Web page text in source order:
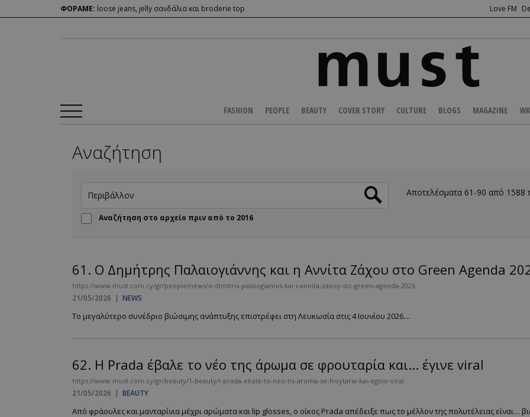
ΦΟΡΑΜΕ: loose jeans, jelly σανδάλια και broderie top Love FM
FASHION PEOPLE BEAUTY COVER STORY CULTURE BLOGS MAGAZINE
Αναζήτηση
Αναζήτηση στο αρχείο πριν από το 2016
Αποτελέσματα 61-90 από 1588
61. Ο Δημήτρης Παλαιογιάννης και η Αννίτα Ζάχου στο Green Agenda
https://www.must.com.cy/gr/people/news/o-dimitris-palaiogiannis-kai-i-annita-zaxoy-sto-green-agenda-2026
21/05/2026 | NEWS
Το μεγαλύτερο συνέδριο βιώσιμης ανάπτυξης επιστρέφει στη Λευκωσία στις 4 Ιουνίου 2026....
62. Η Prada έβαλε το νέο της άρωμα σε φρουταρία και... έγινε viral
https://www.must.com.cy/gr/beauty/1-beauty/i-prada-ebale-to-neo-tis-aroma-se-froytaria-kai-egine-viral
21/05/2026 | BEAUTY
Από φράουλες και μανταρίνια μέχρι αρώματα και lip glosses, ο οίκος Prada απέδειξε πως το μέλλον της πολυτέλειας είναι…